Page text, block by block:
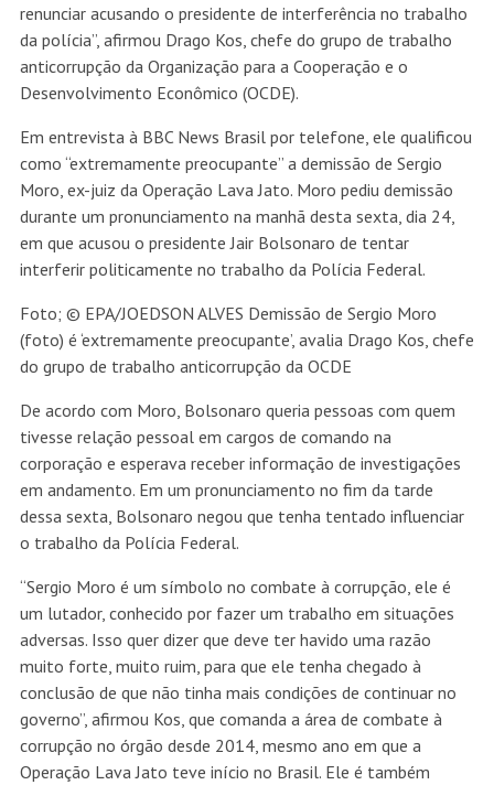
renunciar acusando o presidente de interferência no trabalho
da polícia”, afirmou Drago Kos, chefe do grupo de trabalho
anticorrupção da Organização para a Cooperação e o
Desenvolvimento Econômico (OCDE).
Em entrevista à BBC News Brasil por telefone, ele qualificou
como “extremamente preocupante” a demissão de Sergio
Moro, ex-juiz da Operação Lava Jato. Moro pediu demissão
durante um pronunciamento na manhã desta sexta, dia 24,
em que acusou o presidente Jair Bolsonaro de tentar
interferir politicamente no trabalho da Polícia Federal.
Foto; © EPA/JOEDSON ALVES Demissão de Sergio Moro
(foto) é ‘extremamente preocupante’, avalia Drago Kos, chefe
do grupo de trabalho anticorrupção da OCDE
De acordo com Moro, Bolsonaro queria pessoas com quem
tivesse relação pessoal em cargos de comando na
corporação e esperava receber informação de investigações
em andamento. Em um pronunciamento no fim da tarde
dessa sexta, Bolsonaro negou que tenha tentado influenciar
o trabalho da Polícia Federal.
“Sergio Moro é um símbolo no combate à corrupção, ele é
um lutador, conhecido por fazer um trabalho em situações
adversas. Isso quer dizer que deve ter havido uma razão
muito forte, muito ruim, para que ele tenha chegado à
conclusão de que não tinha mais condições de continuar no
governo”, afirmou Kos, que comanda a área de combate à
corrupção no órgão desde 2014, mesmo ano em que a
Operação Lava Jato teve início no Brasil. Ele é também